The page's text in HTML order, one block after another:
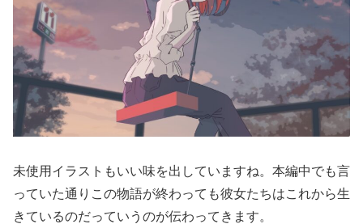
未使用イラストもいい味を出していますね。本編中でも言
っていた通りこの物語が終わっても彼女たちはこれから生
きているのだっていうのが伝わってきます。